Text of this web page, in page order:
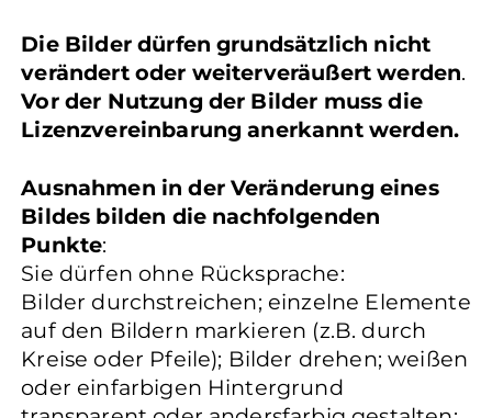
Die Bilder dürfen grundsätzlich nicht
verändert oder weiterveräußert werden.
Vor der Nutzung der Bilder muss die
Lizenzvereinbarung anerkannt werden.
Ausnahmen in der Veränderung eines
Bildes bilden die nachfolgenden
Punkte:
Sie dürfen ohne Rücksprache:
Bilder durchstreichen; einzelne Elemente
auf den Bildern markieren (z.B. durch
Kreise oder Pfeile); Bilder drehen; weißen
oder einfarbigen Hintergrund